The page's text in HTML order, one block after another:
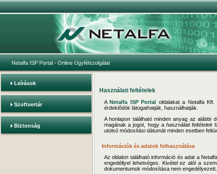
Netalfa ISP Portal - Online Ügyfélszolgálat
Leírások
Szoftvertár
Biztonság
Használati feltételek
ANetalfa ISP Portal oldalakat a Netalfa
érdeklődök látogathatják, használhatják.
A honlapon található minden anyag az alábbi
magának a jogot, hogy a használati feltételek
utolsó módosítási dátumát minden esetben
Információk és adatok felhasználása
Az oldalon található információ és adat a
engedéllyel lehetséges. Kivétel ez alól a
dokumentumok módosítása nem engedélyezett.